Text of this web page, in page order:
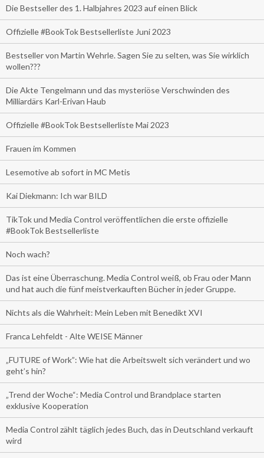
Die Bestseller des 1. Halbjahres 2023 auf einen Blick
Offizielle #BookTok Bestsellerliste Juni 2023
Bestseller von Martin Wehrle. Sagen Sie zu selten, was Sie wirklich
wollen???
Die Akte Tengelmann und das mysteriöse Verschwinden des
Milliardärs Karl-Erivan Haub
Offizielle #BookTok Bestsellerliste Mai 2023
Frauen im Kommen
Lesemotive ab sofort in MC Metis
Kai Diekmann: Ich war BILD
TikTok und Media Control veröffentlichen die erste offizielle
#BookTok Bestsellerliste
Noch wach?
Das ist eine Überraschung. Media Control weiß, ob Frau oder Mann
und hat auch die fünf meistverkauften Bücher in jeder Gruppe.
Nichts als die Wahrheit: Mein Leben mit Benedikt XVI
Franca Lehfeldt - Alte WEISE Männer
„FUTURE of Work”: Wie hat die Arbeitswelt sich verändert und wo
geht’s hin?
„Trend der Woche“: Media Control und Brandplace starten
exklusive Kooperation
Media Control zählt täglich jedes Buch, das in Deutschland verkauft
wird